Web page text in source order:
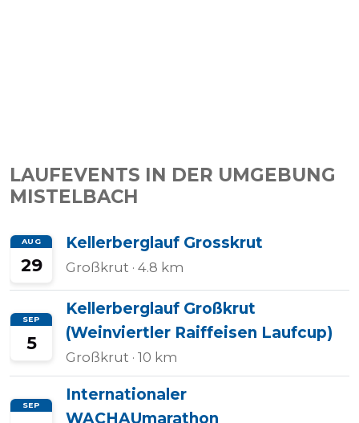
LAUFEVENTS IN DER UMGEBUNG
MISTELBACH
AUG
29
Kellerberglauf Grosskrut
Großkrut · 4.8 km
SEP
5
Kellerberglauf Großkrut
(Weinviertler Raiffeisen Laufcup)
Großkrut · 10 km
SEP
Internationaler
WACHAUmarathon